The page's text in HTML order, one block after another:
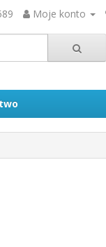
Moje konto